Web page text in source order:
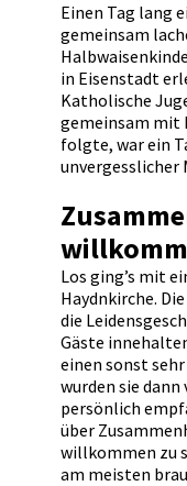
Einen Tag lang
gemeinsam
in Eisenstadt
Katholische
gemeinsam mit
folgte, war ein
unvergesslicher
Los ging’s mit
Haydnkirche.
die
Gäste
einen sonst
wurden sie
persönlich
über
willkommen zu
am meisten